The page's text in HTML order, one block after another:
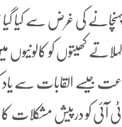
کی غرض سے کیا
کھیتوں کو کالونیوں
جیسے القابات سے یاد
آئی کو درپیش مشکلات کا